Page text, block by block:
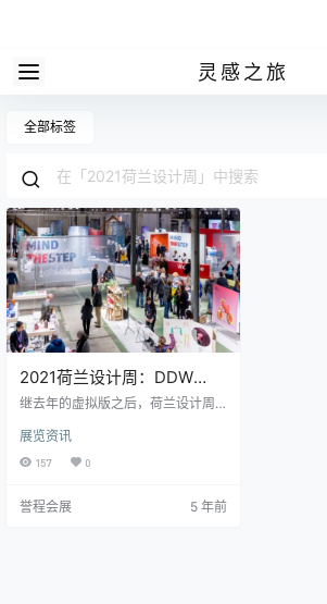
灵感之旅
全部标签
2021荷兰设计周：DDW
2021 以面对面的活动回归
继去年的虚拟版之后，荷兰设计周
面的现场活动。 2021荷兰设计周 (D
DW 2021) 将于10月16日至24日在
强调后疫情世界的实践、创新和合
展览资讯
157 0
誉程会展 5 年前